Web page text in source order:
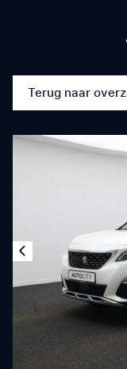
Terug naar